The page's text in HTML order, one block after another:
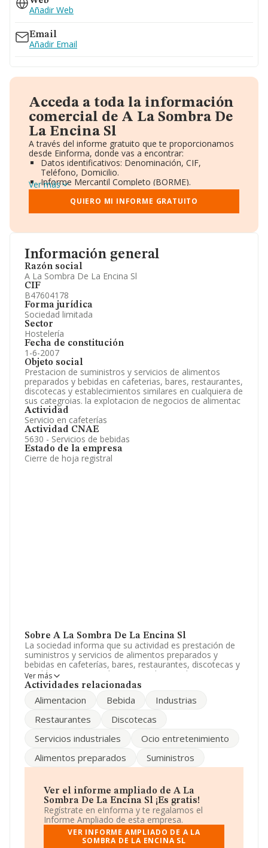
Información general
Razón social
A La Sombra De La Encina Sl
CIF
B47604178
Forma jurídica
Sociedad limitada
Sector
Hostelería
Fecha de constitución
1-6-2007
Objeto social
Prestacion de suministros y servicios de alimentos
preparados y bebidas en cafeterias, bares, restaurantes,
discotecas y establecimientos similares en cualquiera de
sus categroias. la explotacion de negocios de alimentac
Actividad
Servicio en cafeterías
Actividad CNAE
5630 - Servicios de bebidas
Estado de la empresa
Cierre de hoja registral
Sobre A La Sombra De La Encina Sl
La sociedad informa que su actividad es prestación de
suministros y servicios de alimentos preparados y
bebidas en cafeterías, bares, restaurantes, discotecas y
establecimientos similares en cualquiera de sus
categroias. la explotación de negocios de alimentac. La
Sociedad Limitada. Tiene CNAE: 5630 -
importación y/o exportación.
Ha tenido el mismo número de profesionales y
número de empleados de la compañía ha estado por
debajo de la media de sector.
La sociedad española A La Sombra de La Encina S.L
CIF B47604178, se encuentra en Calle Ultramar núm. 2
Bj, (47006), en el municipio de Valladolid, Castilla-león.
En relación con el sector y disponiendo de los datos de
hasta 66.566 empresas, la facturación en el ámbito
Ver más
Actividades relacionadas
Alimentacion Bebida
Industrias
Restaurantes
Discotecas
Servicios industriales
Ocio entretenimiento
Alimentos preparados
Suministros
Ver el informe ampliado de A La
Sombra De La Encina Sl ¡Es gratis!
Regístrate en eInforma y te regalamos el
Informe Ampliado de esta empresa.
VER INFORME AMPLIADO DE A LA
SOMBRA DE LA ENCINA SL
Añadir Web
Email
Añadir Email
Acceda a toda la información
comercial de A La Sombra De
La Encina Sl
A través del informe gratuito que te proporcionamos
desde Einforma, donde vas a encontrar:
Datos identificativos: Denominación, CIF,
Teléfono, Domicilio.
Informe Mercantil Completo (BORME).
Gráficos de Evolución Ventas y Empleados.
Consejo de Administración y Administradores.
Directivos y Ejecutivos.
Información oficial y registral complementaria.
Ver más
QUIERO MI INFORME GRATUITO